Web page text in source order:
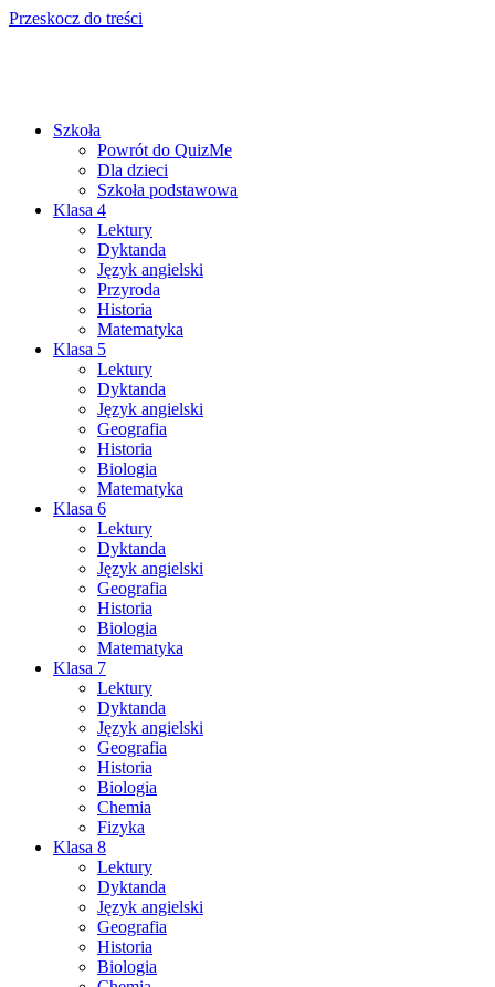
Przeskocz do treści
Szkoła
Powrót do QuizMe
Dla dzieci
Szkoła podstawowa
Klasa 4
Lektury
Dyktanda
Język angielski
Przyroda
Historia
Matematyka
Klasa 5
Lektury
Dyktanda
Język angielski
Geografia
Historia
Biologia
Matematyka
Klasa 6
Lektury
Dyktanda
Język angielski
Geografia
Historia
Biologia
Matematyka
Klasa 7
Lektury
Dyktanda
Język angielski
Geografia
Historia
Biologia
Chemia
Fizyka
Klasa 8
Lektury
Dyktanda
Język angielski
Geografia
Historia
Biologia